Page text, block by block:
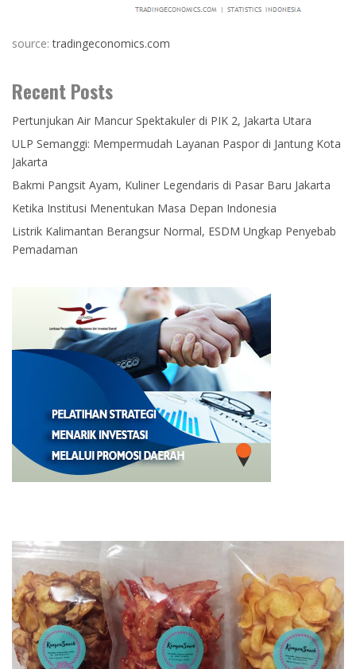
source:tradingeconomics.com
Recent Posts
Pertunjukan Air Mancur Spektakuler di PIK 2, Jakarta Utara
ULP Semanggi: Mempermudah Layanan Paspor di Jantung Kota
Jakarta
Bakmi Pangsit Ayam, Kuliner Legendaris di Pasar Baru Jakarta
Ketika Institusi Menentukan Masa Depan Indonesia
Listrik Kalimantan Berangsur Normal, ESDM Ungkap Penyebab
Pemadaman